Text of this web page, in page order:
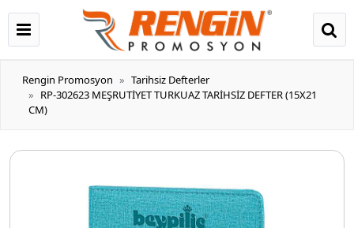
Rengin Promosyon
Tarihsiz Defterler
RP-302623 MEŞRUTİYET TURKUAZ TARİHSİZ DEFTER (15X21
CM)